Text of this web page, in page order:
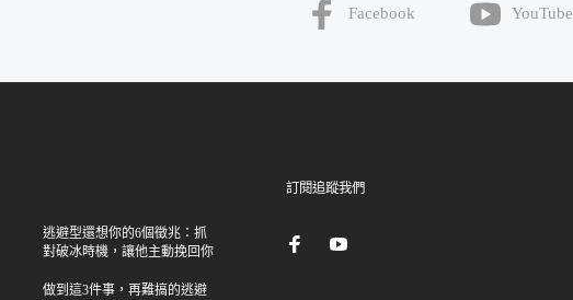
Facebook YouTube
逃避型還想你的6個徵兆：抓
對破冰時機，讓他主動挽回你
做到這3件事，再難搞的逃避
訂閱追蹤我們